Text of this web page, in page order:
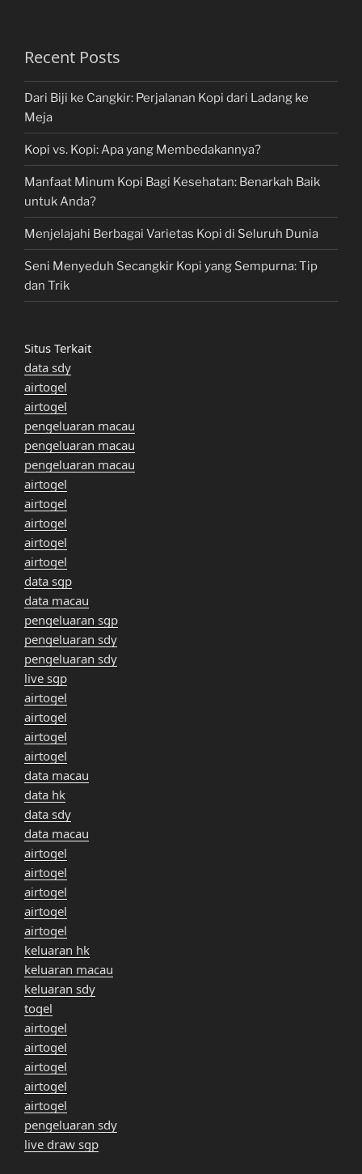
Recent Posts
Dari Biji ke Cangkir: Perjalanan Kopi dari Ladang ke
Meja
Kopi vs. Kopi: Apa yang Membedakannya?
Manfaat Minum Kopi Bagi Kesehatan: Benarkah Baik
untuk Anda?
Menjelajahi Berbagai Varietas Kopi di Seluruh Dunia
Seni Menyeduh Secangkir Kopi yang Sempurna: Tip
dan Trik
Situs Terkait
data sdy
airtogel
airtogel
pengeluaran macau
pengeluaran macau
pengeluaran macau
airtogel
airtogel
airtogel
airtogel
airtogel
data sgp
data macau
pengeluaran sgp
pengeluaran sdy
pengeluaran sdy
live sgp
airtogel
airtogel
airtogel
airtogel
data macau
data hk
data sdy
data macau
airtogel
airtogel
airtogel
airtogel
airtogel
keluaran hk
keluaran macau
keluaran sdy
togel
airtogel
airtogel
airtogel
airtogel
airtogel
pengeluaran sdy
live draw sgp